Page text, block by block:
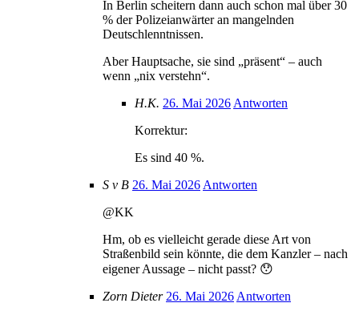
In Berlin scheitern dann auch schon mal über 30
% der Polizeianwärter an mangelnden
Deutschlenntnissen.
Aber Hauptsache, sie sind „präsent“ – auch
wenn „nix verstehn“.
H.K. 26. Mai 2026 Antworten
Korrektur:
Es sind 40 %.
S v B 26. Mai 2026 Antworten
@KK
Hm, ob es vielleicht gerade diese Art von
Straßenbild sein könnte, die dem Kanzler – nach
eigener Aussage – nicht passt? 😯
Zorn Dieter 26. Mai 2026 Antworten